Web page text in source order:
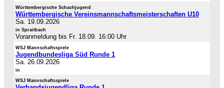
Württembergische Schachjugend
Württembergische Vereinsmannschaftsmeisterschaften U10
Sa. 19.09.2026
in Spraitbach
Voranmeldung bis Fr. 18.09. 16:00 Uhr
WSJ Mannschaftsspiele
Jugendbundesliga Süd Runde 1
Sa. 26.09.2026
in
WSJ Mannschaftsspiele